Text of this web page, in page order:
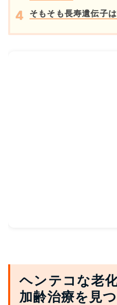
そもそも長寿遺伝子
ヘンテコな老
加齢治療を見